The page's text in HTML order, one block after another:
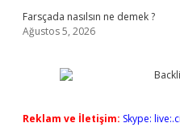
Farsçada nasılsın ne demek ?
Ağustos 5, 2026
Reklam ve İletişim: Skype: